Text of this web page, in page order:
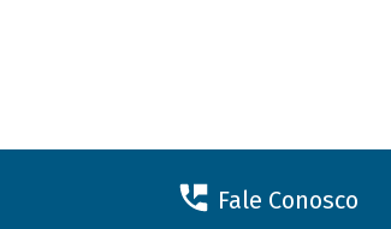
Fale Conosco